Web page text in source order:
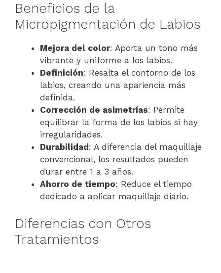
Beneficios de la
Micropigmentación de Labios
Mejora del color: Aporta un tono más
vibrante y uniforme a los labios.
Definición: Resalta el contorno de los
labios, creando una apariencia más
definida.
Corrección de asimetrías: Permite
equilibrar la forma de los labios si hay
irregularidades.
Durabilidad : A diferencia del maquillaje
convencional, los resultados pueden
durar entre 1 a 3 años.
Ahorro de tiempo: Reduce el tiempo
dedicado a aplicar maquillaje diario.
Diferencias con Otros
Tratamientos